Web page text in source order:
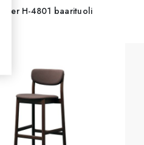
H-4801 baarituoli